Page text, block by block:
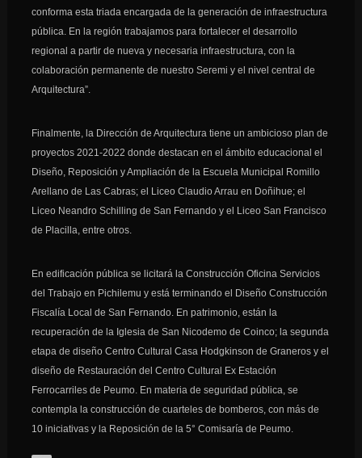
conforma esta triada encargada de la generación de infraestructura
pública. En la región trabajamos para fortalecer el desarrollo
regional a partir de nueva y necesaria infraestructura, con la
colaboración permanente de nuestro Seremi y el nivel central de
Arquitectura”.
Finalmente, la Dirección de Arquitectura tiene un ambicioso plan de
proyectos 2021-2022 donde destacan en el ámbito educacional el
Diseño, Reposición y Ampliación de la Escuela Municipal Romillo
Arellano de Las Cabras; el Liceo Claudio Arrau en Doñihue; el
Liceo Neandro Schilling de San Fernando y el Liceo San Francisco
de Placilla, entre otros.
En edificación pública se licitará la Construcción Oficina Servicios
del Trabajo en Pichilemu y está terminando el Diseño Construcción
Fiscalía Local de San Fernando. En patrimonio, están la
recuperación de la Iglesia de San Nicodemo de Coinco; la segunda
etapa de diseño Centro Cultural Casa Hodgkinson de Graneros y el
diseño de Restauración del Centro Cultural Ex Estación
Ferrocarriles de Peumo. En materia de seguridad pública, se
contempla la construcción de cuarteles de bomberos, con más de
10 iniciativas y la Reposición de la 5° Comisaría de Peumo.